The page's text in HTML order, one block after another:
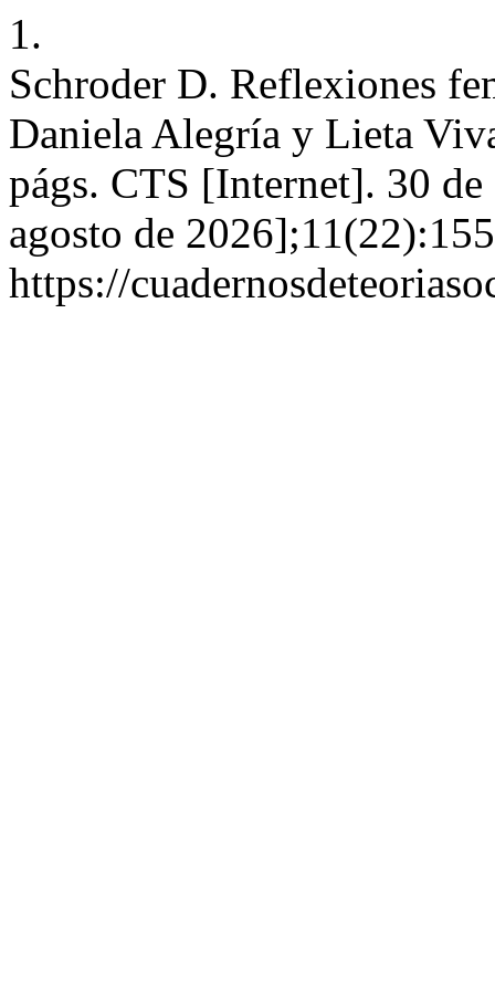
1.
Schroder D. Reflexiones
Daniela Alegría y Lieta
págs. CTS [Internet]. 30
agosto de
https://